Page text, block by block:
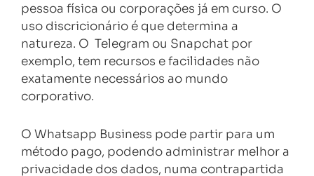
pessoa física ou corporações já em curso. O
uso discricionário é que determina a
natureza. O Telegram ou Snapchat por
exemplo, tem recursos e facilidades não
exatamente necessários ao mundo
corporativo.
O Whatsapp Business pode partir para um
método pago, podendo administrar melhor a
privacidade dos dados, numa contrapartida